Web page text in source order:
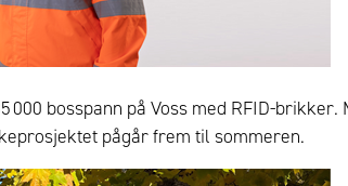
000 bosspann på Voss med RFID-
pågår frem til sommeren.